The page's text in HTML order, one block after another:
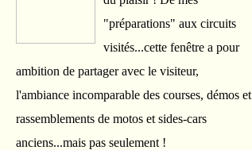
"préparations" aux circuits
visités...cette fenêtre a pour
ambition de partager avec le visiteur,
l'ambiance incomparable des courses, démos et
rassemblements de motos et sides-cars
anciens...mais pas seulement !